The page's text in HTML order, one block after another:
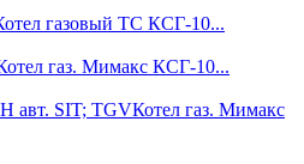
газовый ТС КСГ-10...
газ. Мимакс КСГ-10...
авт. SIT; TGVКотел газ. Мимакс